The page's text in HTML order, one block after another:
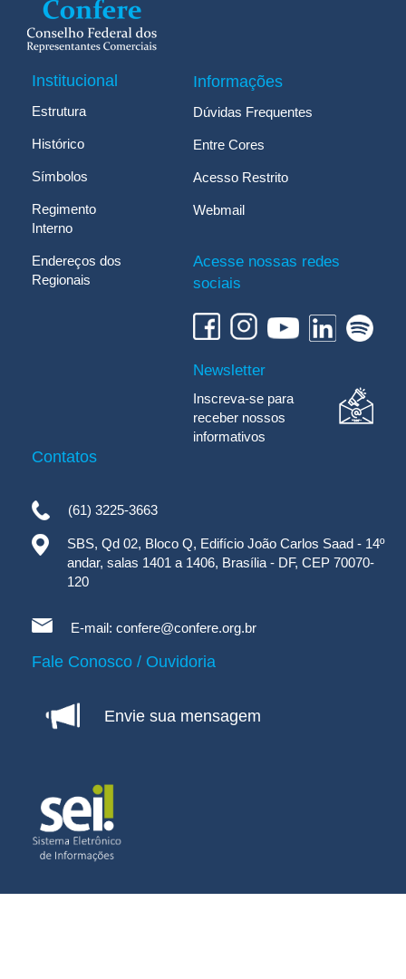
Institucional
Estrutura
Histórico
Símbolos
Regimento
Interno
Endereços dos
Regionais
Informações
Dúvidas Frequentes
Entre Cores
Acesso Restrito
Webmail
Acesse nossas redes
sociais
Newsletter
Inscreva-se para
receber nossos
informativos
Contatos
(61) 3225-3663
SBS, Qd 02, Bloco Q, Edifício João Carlos Saad - 14º
andar, salas 1401 a 1406, Brasília - DF, CEP 70070-
120
E-mail: confere@confere.org.br
Fale Conosco / Ouvidoria
Envie sua mensagem